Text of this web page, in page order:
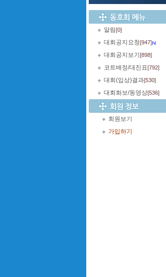
알림[0]
대회공지요청[947]
대회공지보기 [898]
코트배정/대진표[792]
대회(입상)결과[530]
대회화보/동영상[536]
회원보기
가입하기